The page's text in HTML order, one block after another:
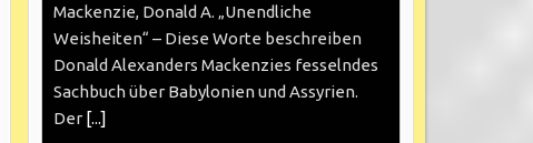
Mackenzie, Donald A. „Unendliche
Weisheiten“ – Diese Worte beschreiben
Donald Alexanders Mackenzies fesselndes
Sachbuch über Babylonien und Assyrien.
Der [...]